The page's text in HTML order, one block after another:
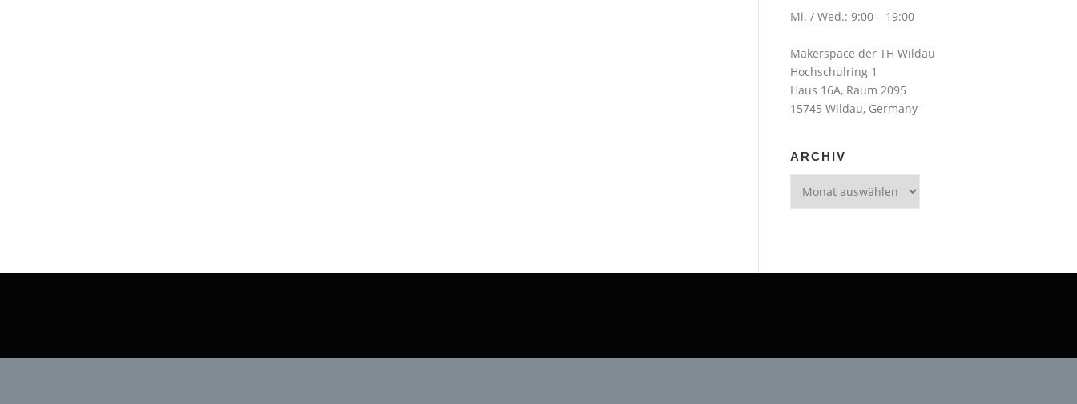
Mi. / Wed.: 9:00 – 19:00
Makerspace der TH Wildau
Hochschulring 1
Haus 16A, Raum 2095
15745 Wildau, Germany
ARCHIV